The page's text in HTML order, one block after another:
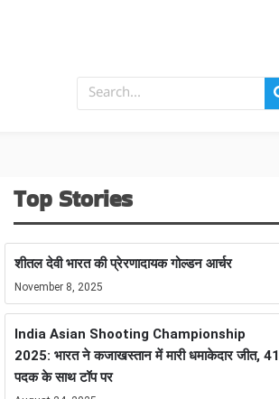
Top Stories
शीतल देवी भारत की प्रेरणादायक गोल्डन आर्चर
November 8, 2025
India Asian Shooting Championship
2025: भारत ने कजाखस्तान में मारी धमाकेदार जीत, 41
पदक के साथ टॉप पर